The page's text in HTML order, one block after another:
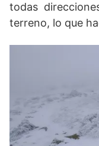
todas
terreno, lo que